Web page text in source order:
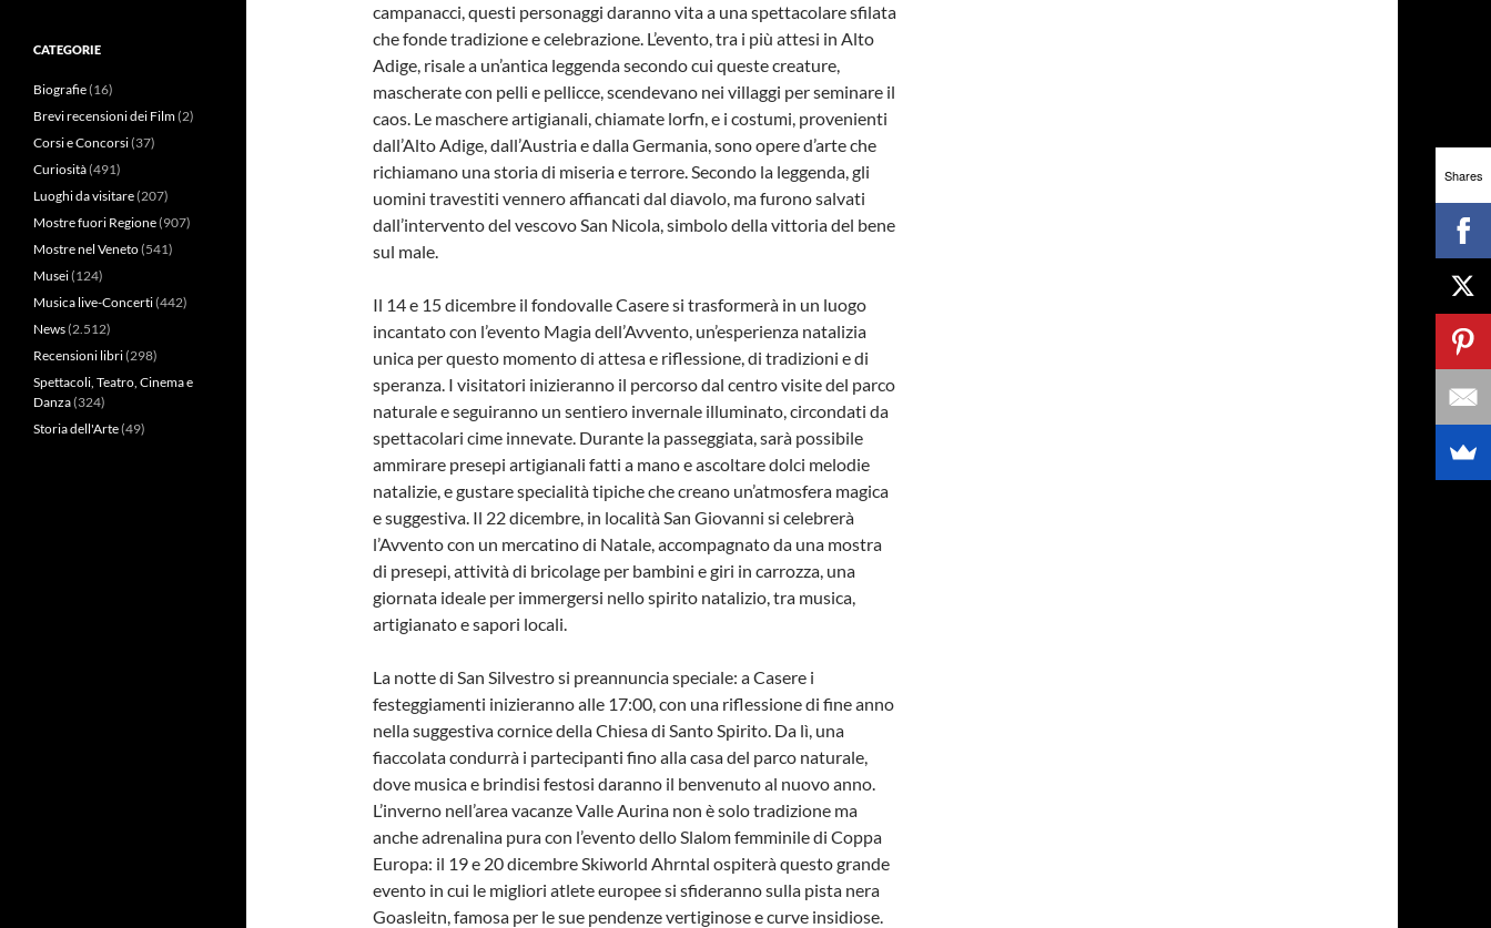
campanacci, questi personaggi daranno vita a una spettacolare sfilata
che fonde tradizione e celebrazione. L’evento, tra i più attesi in Alto
Adige, risale a un’antica leggenda secondo cui queste creature,
mascherate con pelli e pellicce, scendevano nei villaggi per seminare il
caos. Le maschere artigianali, chiamate lorfn, e i costumi, provenienti
dall’Alto Adige, dall’Austria e dalla Germania, sono opere d’arte che
richiamano una storia di miseria e terrore. Secondo la leggenda, gli
uomini travestiti vennero affiancati dal diavolo, ma furono salvati
dall’intervento del vescovo San Nicola, simbolo della vittoria del bene
sul male.
Il 14 e 15 dicembre il fondovalle Casere si trasformerà in un luogo
incantato con l’evento Magia dell’Avvento, un’esperienza natalizia
unica per questo momento di attesa e riflessione, di tradizioni e di
speranza. I visitatori inizieranno il percorso dal centro visite del parco
naturale e seguiranno un sentiero invernale illuminato, circondati da
spettacolari cime innevate. Durante la passeggiata, sarà possibile
ammirare presepi artigianali fatti a mano e ascoltare dolci melodie
natalizie, e gustare specialità tipiche che creano un’atmosfera magica
e suggestiva. Il 22 dicembre, in località San Giovanni si celebrerà
l’Avvento con un mercatino di Natale, accompagnato da una mostra
di presepi, attività di bricolage per bambini e giri in carrozza, una
giornata ideale per immergersi nello spirito natalizio, tra musica,
artigianato e sapori locali.
La notte di San Silvestro si preannuncia speciale: a Casere i
festeggiamenti inizieranno alle 17:00, con una riflessione di fine anno
nella suggestiva cornice della Chiesa di Santo Spirito. Da lì, una
fiaccolata condurrà i partecipanti fino alla casa del parco naturale,
dove musica e brindisi festosi daranno il benvenuto al nuovo anno.
L’inverno nell’area vacanze Valle Aurina non è solo tradizione ma
anche adrenalina pura con l’evento dello Slalom femminile di Coppa
Europa: il 19 e 20 dicembre Skiworld Ahrntal ospiterà questo grande
evento in cui le migliori atlete europee si sfideranno sulla pista nera
Goasleitn, famosa per le sue pendenze vertiginose e curve insidiose.
CATEGORIE
Biografie(16)
Brevi recensioni dei Film(2)
Corsi e Concorsi(37)
Curiosità(491)
Luoghi da visitare(207)
Mostre fuori Regione(907)
Mostre nel Veneto(541)
Musei(124)
Musica live-Concerti(442)
News(2.512)
Recensioni libri(298)
Spettacoli, Teatro, Cinema e
Danza(324)
Storia dell'Arte(49)
Shares